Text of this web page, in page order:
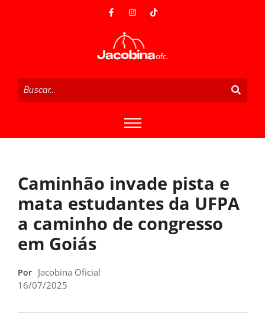
Caminhão invade pista e
mata estudantes da UFPA
a caminho de congresso
em Goiás
Por Jacobina Oficial
16/07/2025